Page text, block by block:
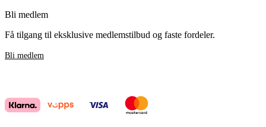
Bli medlem
Få tilgang til eksklusive medlemstilbud og faste fordeler.
Bli medlem